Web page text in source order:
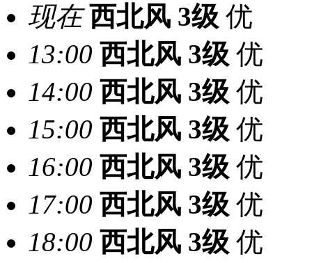
现在 西北风 3级 优
13:00 西北风 3级 优
14:00 西北风 3级 优
15:00 西北风 3级 优
16:00 西北风 3级 优
17:00 西北风 3级 优
18:00 西北风 3级 优